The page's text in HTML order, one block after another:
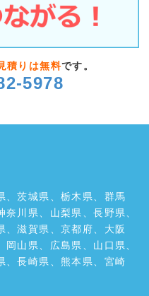
積りは無料です。
5978
、茨城県、栃木県、群馬
川県、山梨県、長野県、
、滋賀県、京都府、大阪
山県、広島県、山口県、
、長崎県、熊本県、宮崎